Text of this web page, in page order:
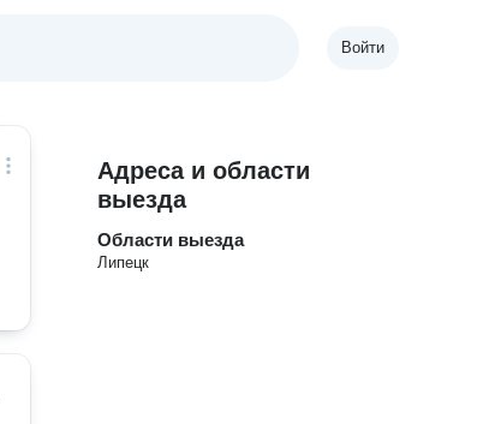
Войти
Адреса и области
выезда
Области выезда
Липецк